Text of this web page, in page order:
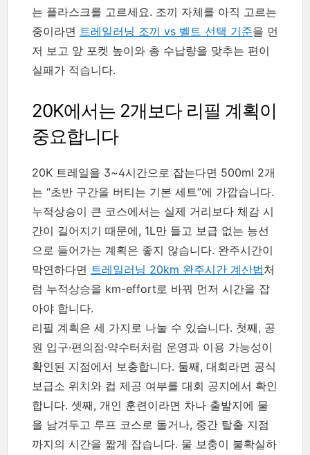
는 플라스크를 고르세요. 조끼 자체를 아직 고르는
중이라면 트레일러닝 조끼 vs 벨트 선택 기준을 먼
저 보고 앞 포켓 높이와 총 수납량을 맞추는 편이
실패가 적습니다.
20K에서는 2개보다 리필 계획이
중요합니다
20K 트레일을 3~4시간으로 잡는다면 500ml 2개
는 “초반 구간을 버티는 기본 세트”에 가깝습니다.
누적상승이 큰 코스에서는 실제 거리보다 체감 시
간이 길어지기 때문에, 1L만 들고 보급 없는 능선
으로 들어가는 계획은 좋지 않습니다. 완주시간이
막연하다면 트레일러닝 20km 완주시간 계산법처
럼 누적상승을 km-effort로 바꿔 먼저 시간을 잡
아야 합니다.
리필 계획은 세 가지로 나눌 수 있습니다. 첫째, 공
원 입구·편의점·약수터처럼 운영과 이용 가능성이
확인된 지점에서 보충합니다. 둘째, 대회라면 공식
보급소 위치와 컵 제공 여부를 대회 공지에서 확인
합니다. 셋째, 개인 훈련이라면 차나 출발지에 물
을 남겨두고 루프 코스로 돌거나, 중간 탈출 지점
까지의 시간을 짧게 잡습니다. 물 보충이 불확실하